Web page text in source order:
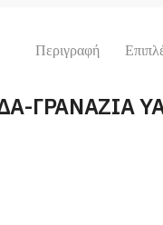
Περιγραφή
ΓΡΑΝΑΖΙΑ